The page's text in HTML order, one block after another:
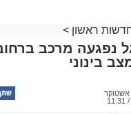
ראשון >
נפגעה מרכב
בינוני
אשטוקר